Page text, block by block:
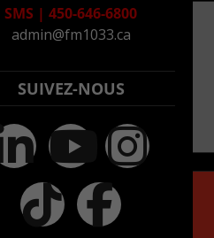
SMS | 450-646-6800
admin@fm1033.ca
SUIVEZ-NOUS